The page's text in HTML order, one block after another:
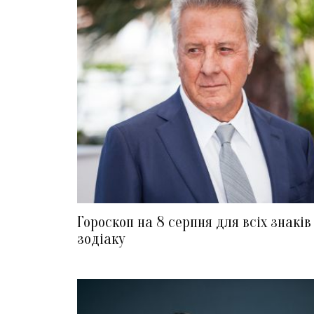
Гороскоп на 8 серпня для всіх знаків
зодіаку